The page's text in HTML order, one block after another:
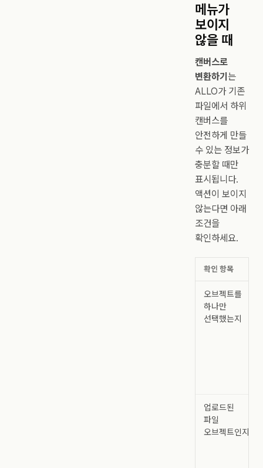
메뉴가
보이지
않을 때
캔버스로
변환하기 는
ALLO가 기존
파일에서 하위
캔버스를
안전하게 만들
수 있는 정보가
충분할 때만
표시됩니다.
액션이 보이지
않는다면 아래
조건을
확인하세요.
확인 항목
오브젝트를
하나만
선택했는지
업로드된
파일
오브젝트인지